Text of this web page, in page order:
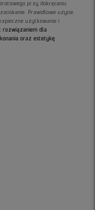
przy dokręcaniu
Prawidłowe użycie
użytkowanie i
rozwiązaniem dla
oraz estetykę